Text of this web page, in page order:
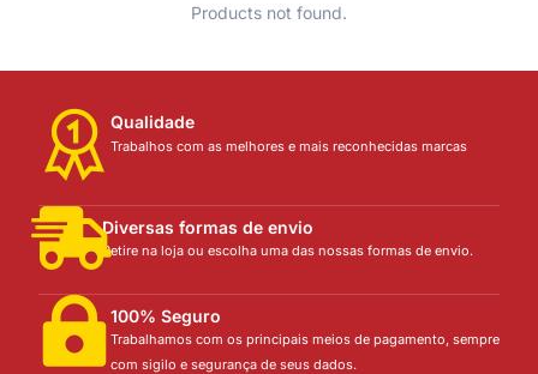
Products not found.
Qualidade
Trabalhos com as melhores e mais reconhecidas marcas
Diversas formas de envio
Retire na loja ou escolha uma das nossas formas de envio.
100% Seguro
Trabalhamos com os principais meios de pagamento, sempre
com sigilo e segurança de seus dados.